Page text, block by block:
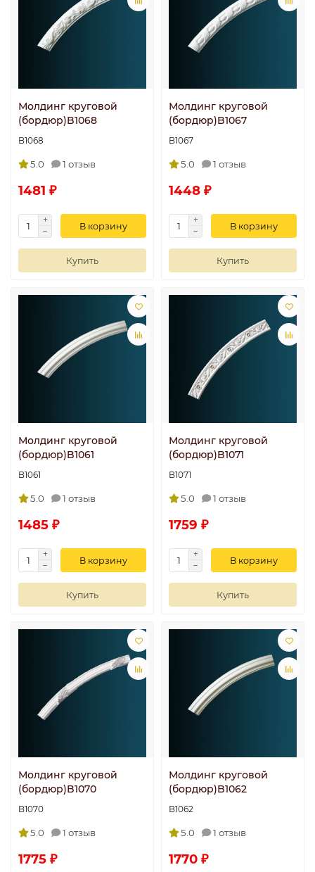
Молдинг круговой
(бордюр)B1068
B1068
5.0 1 отзыв
1481 ₽
В корзину
Купить
Молдинг круговой
(бордюр)B1067
B1067
5.0 1 отзыв
1448 ₽
В корзину
Купить
Молдинг круговой
(бордюр)B1061
B1061
5.0 1 отзыв
1485 ₽
В корзину
Купить
Молдинг круговой
(бордюр)B1071
B1071
5.0 1 отзыв
1759 ₽
В корзину
Купить
Молдинг круговой
(бордюр)B1070
B1070
5.0 1 отзыв
1775 ₽
Молдинг круговой
(бордюр)B1062
B1062
5.0 1 отзыв
1770 ₽